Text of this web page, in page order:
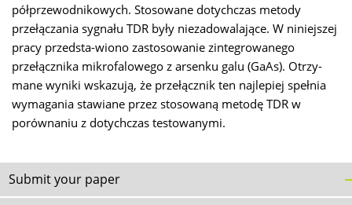
półprzewodnikowych. Stosowane dotychczas metody
przełączania sygnału TDR były niezadowalające. W niniejszej
pracy przedsta-wiono zastosowanie zintegrowanego
przełącznika mikrofalowego z arsenku galu (GaAs). Otrzy-
mane wyniki wskazują, że przełącznik ten najlepiej spełnia
wymagania stawiane przez stosowaną metodę TDR w
porównaniu z dotychczas testowanymi.
Submit your paper